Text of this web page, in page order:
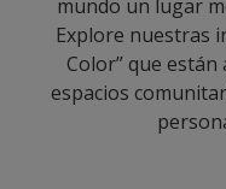
mundo un lugar
Explore nuestras
Color” que
espacios